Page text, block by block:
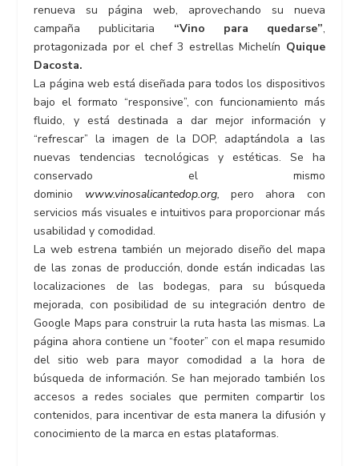
renueva su página web, aprovechando su nueva
campaña publicitaria “Vino para quedarse”,
protagonizada por el chef 3 estrellas Michelín Quique
Dacosta.
La página web está diseñada para todos los dispositivos
bajo el formato “responsive”, con funcionamiento más
fluido, y está destinada a dar mejor información y
“refrescar” la imagen de la DOP, adaptándola a las
nuevas tendencias tecnológicas y estéticas. Se ha
conservado el mismo
dominio www.vinosalicantedop.org, pero ahora con
servicios más visuales e intuitivos para proporcionar más
usabilidad y comodidad.
La web estrena también un mejorado diseño del mapa
de las zonas de producción, donde están indicadas las
localizaciones de las bodegas, para su búsqueda
mejorada, con posibilidad de su integración dentro de
Google Maps para construir la ruta hasta las mismas. La
página ahora contiene un “footer” con el mapa resumido
del sitio web para mayor comodidad a la hora de
búsqueda de información. Se han mejorado también los
accesos a redes sociales que permiten compartir los
contenidos, para incentivar de esta manera la difusión y
conocimiento de la marca en estas plataformas.